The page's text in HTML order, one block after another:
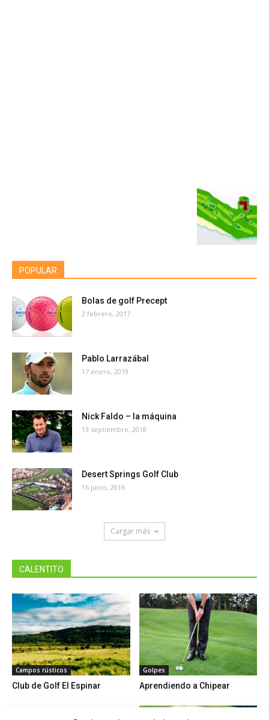
POPULAR
Bolas de golf Precept
2 febrero, 2017
Pablo Larrazábal
17 enero, 2019
Nick Faldo – la máquina
13 septiembre, 2018
Desert Springs Golf Club
16 junio, 2016
Cargar más
CALENTITO
Campos rústicos
Club de Golf El Espinar
Golpes
Aprendiendo a Chipear